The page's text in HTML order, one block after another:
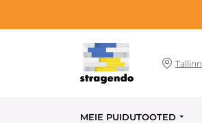
Tallinn
MEIE PUIDUTOOTED